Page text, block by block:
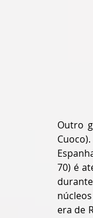
Outro
70) é
era de